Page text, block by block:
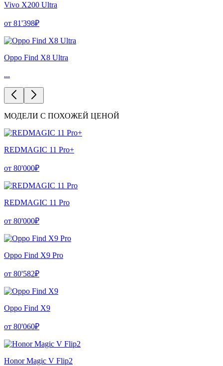
Vivo X200 Ultra
от 81'398₽
Oppo Find X8 Ultra
...
МОДЕЛИ С ПОХОЖЕЙ ЦЕНОЙ
REDMAGIC 11 Pro+
от 80'000₽
REDMAGIC 11 Pro
от 80'000₽
Oppo Find X9 Pro
от 80'582₽
Oppo Find X9
от 80'060₽
Honor Magic V Flip2